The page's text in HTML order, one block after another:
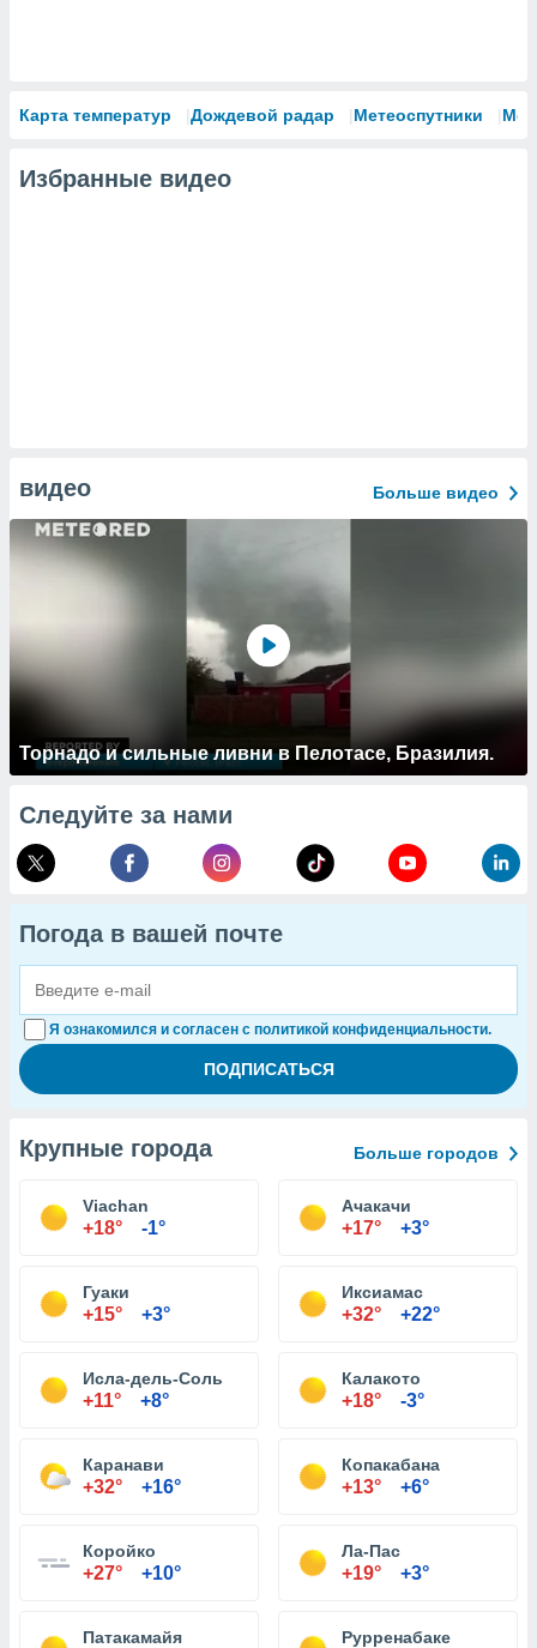
Карта температур Дождевой радар Метеоспутники
Избранные видео
видео Больше видео
Торнадо и сильные ливни в Пелотасе, Бразилия.
Следуйте за нами
Погода в вашей почте
Я ознакомился и согласен с политикой конфиденциальности.
Крупные города Больше городов
Viachan
+18° -1°
Ачакачи
+17° +3°
Гуаки
+15° +3°
Иксиамас
+32° +22°
Исла-дель-Соль
+11° +8°
Калакото
+18° -3°
Каранави
+32° +16°
Копакабана
+13° +6°
Коройко
+27° +10°
Ла-Пас
+19° +3°
Патакамайя Рурренабаке